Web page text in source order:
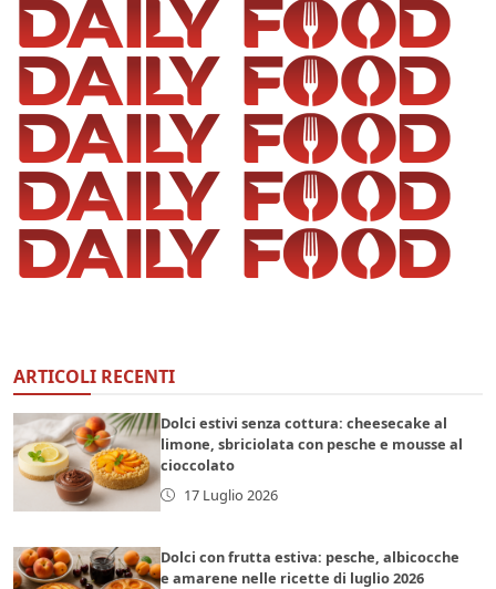
ARTICOLI RECENTI
Dolci estivi senza cottura: cheesecake al
limone, sbriciolata con pesche e mousse al
cioccolato
17 Luglio 2026
Dolci con frutta estiva: pesche, albicocche
e amarene nelle ricette di luglio 2026